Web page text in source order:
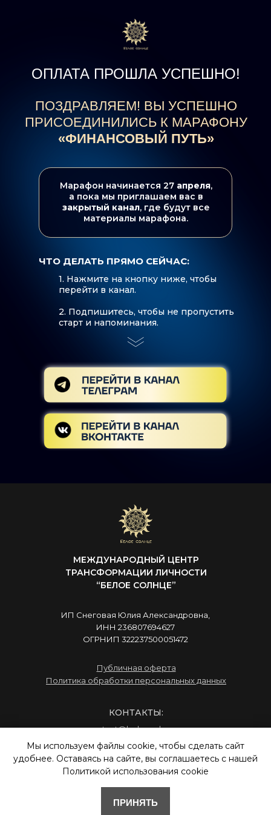
Марафон начинается 27апреля,
а пока мы приглашаем вас в
закрытый канал, где будут все
материалы марафона.
ЧТО ДЕЛАТЬ ПРЯМО СЕЙЧАС:
1. Нажмите на кнопку ниже, чтобы
перейти в канал.
2. Подпишитесь, чтобы не пропустить
старт и напоминания.
ОПЛАТА ПРОШЛА УСПЕШНО!
ПОЗДРАВЛЯЕМ! ВЫ УСПЕШНО
ПРИСОЕДИНИЛИСЬ К МАРАФОНУ
«ФИНАНСОВЫЙ ПУТЬ»
КОНТАКТЫ:
Публичная оферта
Политика обработки персональных данных
contact@beloesolnce.ru
info@beloesolnce.ru
+7 (931) 106-26-61
+7 (958) 760-73-01
ИП Снеговая Юлия Александровна,
ИНН 236807694627
ОГРНИП 322237500051472
МЕЖДУНАРОДНЫЙ ЦЕНТР
ТРАНСФОРМАЦИИ ЛИЧНОСТИ
“БЕЛОЕ СОЛНЦЕ”
Мы используем файлы cookie, чтобы сделать сайт
удобнее. Оставаясь на сайте, вы соглашаетесь с нашей
Политикой использования cookie
ПРИНЯТЬ